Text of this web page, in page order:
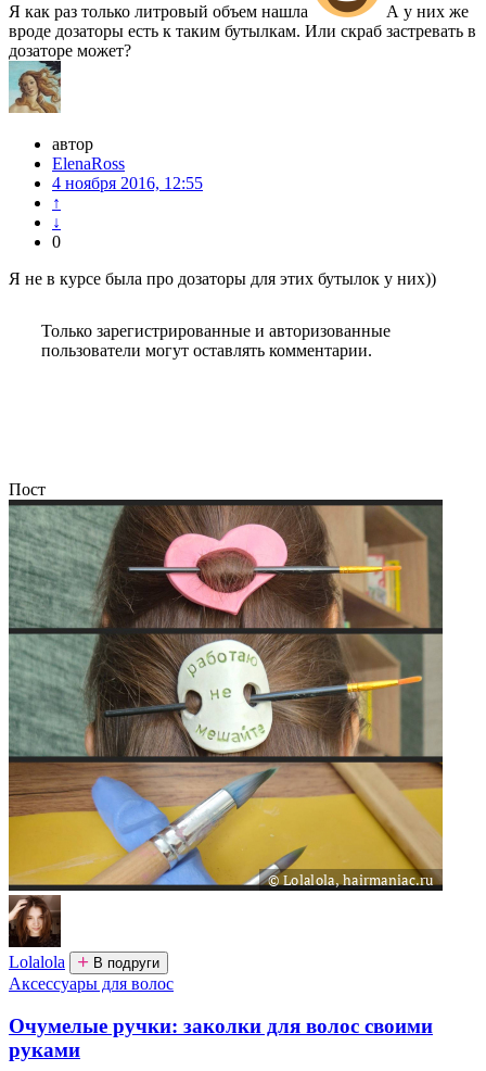
Я как раз только литровый объем нашла
А у них же
вроде дозаторы есть к таким бутылкам. Или скраб застревать в
дозаторе может?
автор
ElenaRoss
4 ноября 2016, 12:55
↑
↓
0
Я не в курсе была про дозаторы для этих бутылок у них))
Только зарегистрированные и авторизованные
пользователи могут оставлять комментарии.
Пост
Lolalola В подруги
Аксессуары для волос
Очумелые ручки: заколки для волос своими
руками